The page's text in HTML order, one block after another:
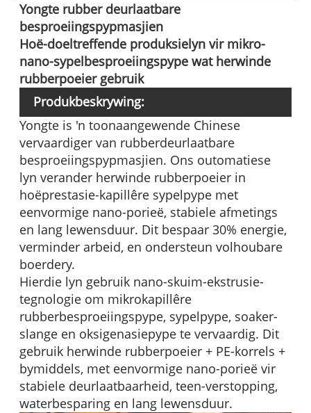
Yongte rubber deurlaatbare
besproeiingspypmasjien
Hoë-doeltreffende produksielyn vir mikro-
nano-sypelbesproeiingspype wat herwinde
rubberpoeier gebruik
Produkbeskrywing:
Yongte is 'n toonaangewende Chinese
vervaardiger van rubberdeurlaatbare
besproeiingspypmasjien. Ons outomatiese
lyn verander herwinde rubberpoeier in
hoëprestasie-kapillêre sypelpype met
eenvormige nano-porieë, stabiele afmetings
en lang lewensduur. Dit bespaar 30% energie,
verminder arbeid, en ondersteun volhoubare
boerdery.
Hierdie lyn gebruik nano-skuim-ekstrusie-
tegnologie om mikrokapillêre
rubberbesproeiingspype, sypelpype, soaker-
slange en oksigenasiepype te vervaardig. Dit
gebruik herwinde rubberpoeier + PE-korrels +
bymiddels, met eenvormige nano-porieë vir
stabiele deurlaatbaarheid, teen-verstopping,
waterbesparing en lang lewensduur.